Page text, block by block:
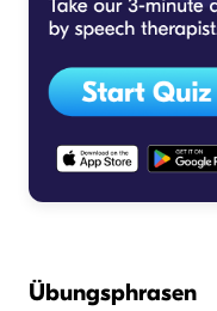
Übungsphrasen